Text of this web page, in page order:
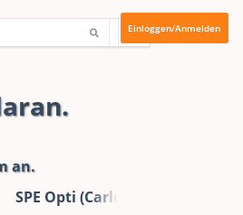
Einloggen/Anmelden
an.
SPE Opti (Carlo)